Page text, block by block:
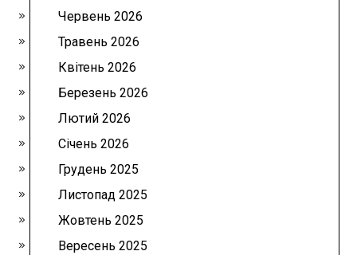
Червень 2026
Травень 2026
Квітень 2026
Березень 2026
Лютий 2026
Січень 2026
Грудень 2025
Листопад 2025
Жовтень 2025
Вересень 2025